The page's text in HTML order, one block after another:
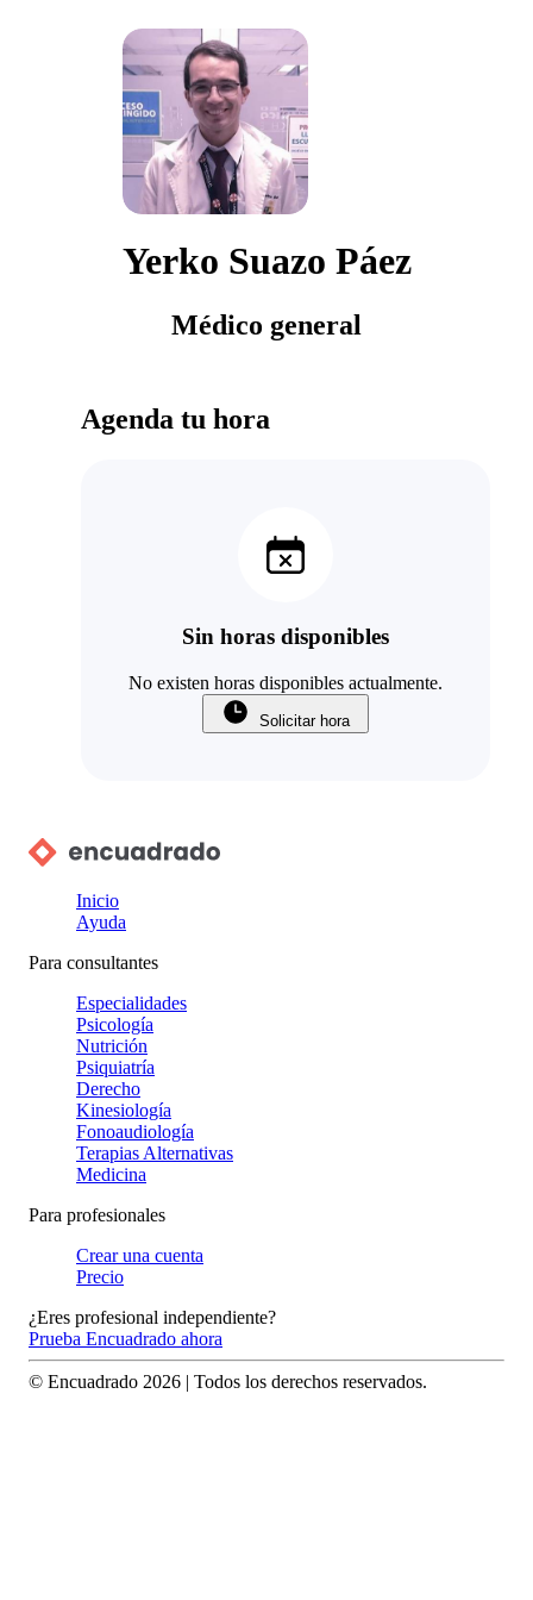
Yerko Suazo Páez
Médico general
Agenda tu hora
Sin horas disponibles
No existen horas disponibles actualmente.
Solicitar hora
Inicio
Ayuda
Para consultantes
Especialidades
Psicología
Nutrición
Psiquiatría
Derecho
Kinesiología
Fonoaudiología
Terapias Alternativas
Medicina
Para profesionales
Crear una cuenta
Precio
¿Eres profesional independiente?
Prueba Encuadrado ahora
© Encuadrado 2026 | Todos los derechos reservados.